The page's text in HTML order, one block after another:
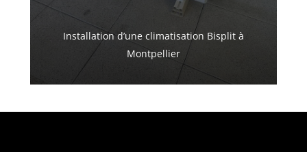
Installation d’une climatisation Bisplit à
Montpellier